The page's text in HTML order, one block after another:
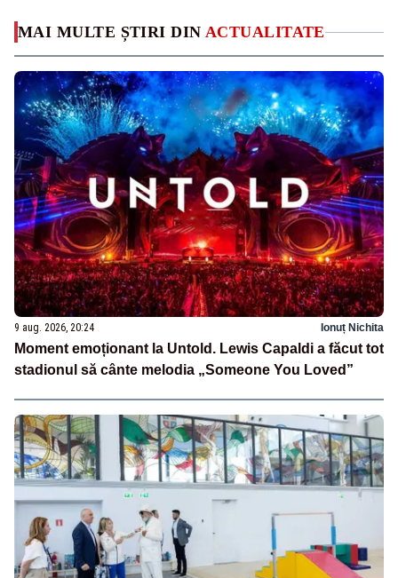
MAI MULTE ȘTIRI DIN ACTUALITATE
9 aug. 2026, 20:24 Ionuț Nichita
Moment emoționant la Untold. Lewis Capaldi a făcut tot
stadionul să cânte melodia „Someone You Loved”